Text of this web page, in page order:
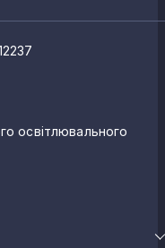
освітлювального